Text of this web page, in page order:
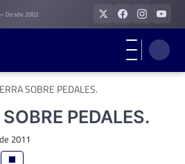
Desde 2002
SOBRE PEDALES.
PEDALES.
2011